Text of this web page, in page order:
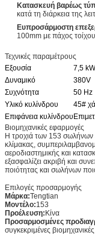
Κατασκευή βαρέως
κατά τη διάρκεια της
Ευπροσάρμοστη
100mm με πάχος
Τεχνικές παραμέτρους
Εξουσία
7,5 kW
Δυναμικό
380V
Συχνότητα
50 Hz
Υλικό κυλίνδρου
45#
Επιφάνεια κυλίνδρου
Βιομηχανικές εφαρμογές
Η τροχιά των 153 σωλήνων
κλίμακας,
αεροδιαστημικής και
εξασφαλίζει ακριβή και
ποιότητας και σωλήνων
Επιλογές προσαρμογής
Μάρκα:Tengtian
Μοντέλο:153
Προέλευση:Κίνα
Προσαρμοσμένες
συγκεκριμένες